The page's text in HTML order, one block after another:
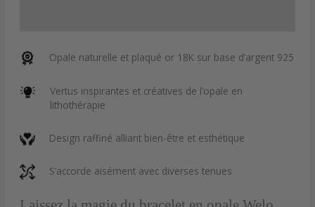
Opale naturelle et plaqué or 18K sur base d’argent 925
Vertus inspirantes et créatives de l’opale en
lithothérapie
Design raffiné alliant bien-être et esthétique
S’accorde aisément avec diverses tenues